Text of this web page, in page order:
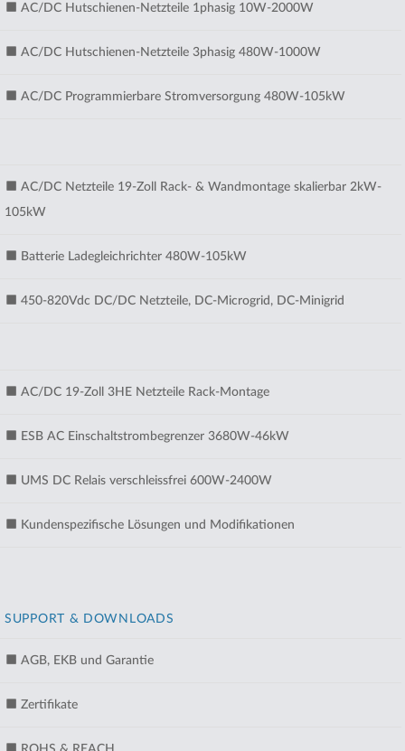
AC/DC Hutschienen-Netzteile 1phasig 10W-2000W
AC/DC Hutschienen-Netzteile 3phasig 480W-1000W
AC/DC Programmierbare Stromversorgung 480W-105kW
AC/DC Netzteile 19-Zoll Rack- & Wandmontage skalierbar 2kW-
105kW
Batterie Ladegleichrichter 480W-105kW
450-820Vdc DC/DC Netzteile, DC-Microgrid, DC-Minigrid
AC/DC 19-Zoll 3HE Netzteile Rack-Montage
ESB AC Einschaltstrombegrenzer 3680W-46kW
UMS DC Relais verschleissfrei 600W-2400W
Kundenspezifische Lösungen und Modifikationen
SUPPORT & DOWNLOADS
AGB, EKB und Garantie
Zertifikate